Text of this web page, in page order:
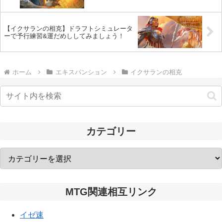
【イクサランの相克】ドラフトシミュレータ
ーで予行練習&運だめししてみましょう！
ホーム エキスパンション イクサランの相克
カテゴリー
MTG関連相互リンク
イゼ速